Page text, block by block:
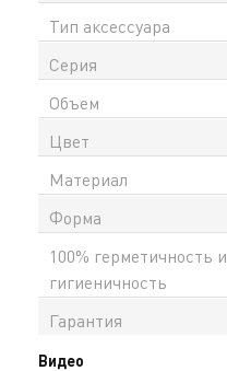
Тип аксессуара
Серия
Объем
Цвет
Материал
Форма
100% герметичность и
гигиеничность
Гарантия
Видео